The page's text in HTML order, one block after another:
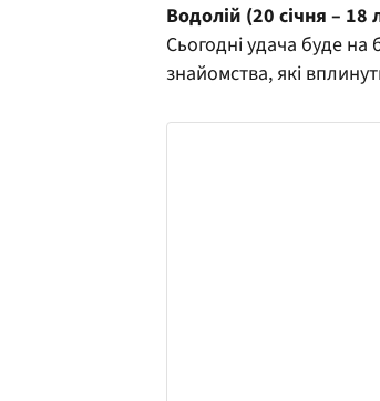
Водолій (20 січня – 18
Сьогодні удача буде на
знайомства, які